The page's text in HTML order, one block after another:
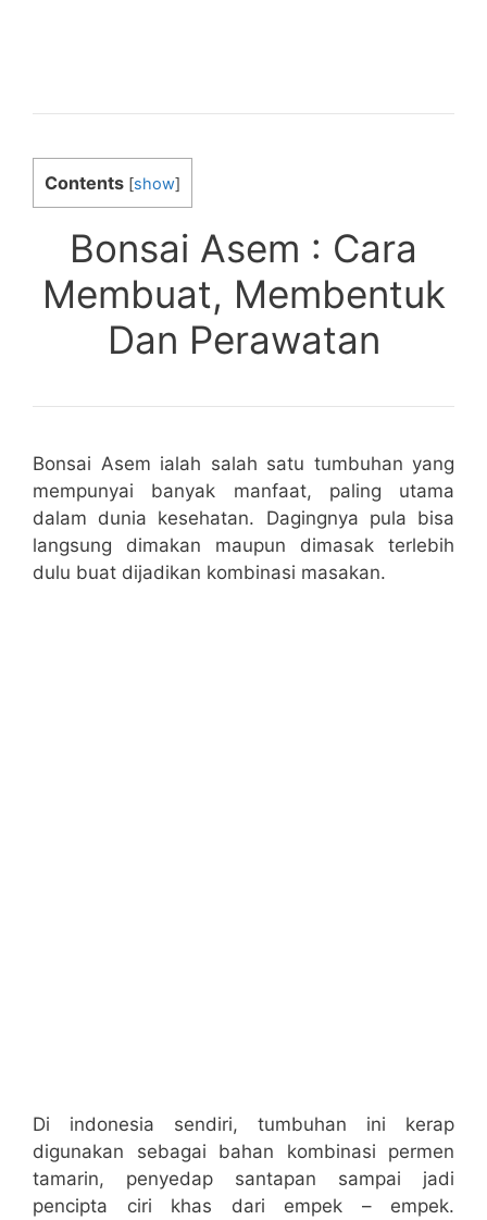
Contents [show]
Bonsai Asem : Cara
Membuat, Membentuk
Dan Perawatan
Bonsai Asem ialah salah satu tumbuhan yang
mempunyai banyak manfaat, paling utama
dalam dunia kesehatan. Dagingnya pula bisa
langsung dimakan maupun dimasak terlebih
dulu buat dijadikan kombinasi masakan.
Di indonesia sendiri, tumbuhan ini kerap
digunakan sebagai bahan kombinasi permen
tamarin, penyedap santapan sampai jadi
pencipta ciri khas dari empek – empek.